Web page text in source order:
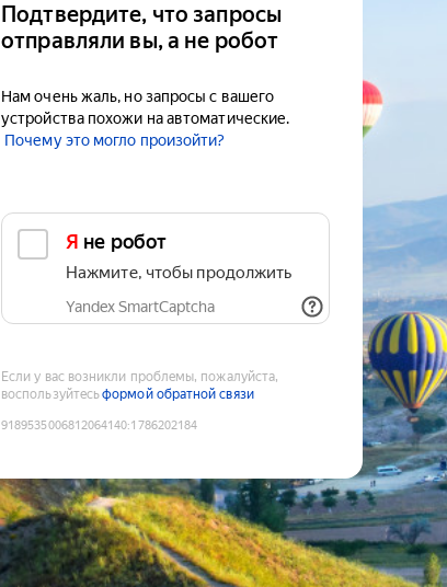
Подтвердите, что запросы
отправляли вы, а не робот
Нам очень жаль, но запросы с вашего
устройства похожи на автоматические.
Почему это могло произойти?
Я не робот
Нажмите, чтобы продолжить
Yandex SmartCaptcha
Если у вас возникли проблемы, пожалуйста,
воспользуйтесьформой обратной связи
9189535006812064140:1786202184